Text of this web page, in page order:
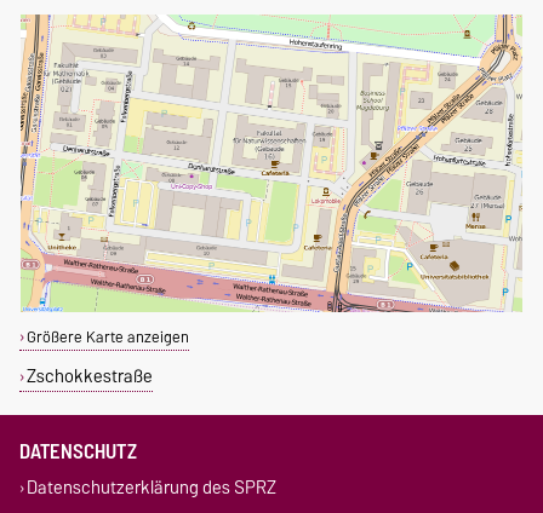
Größere Karte anzeigen
Zschokkestraße
DATENSCHUTZ
Datenschutzerklärung des SPRZ